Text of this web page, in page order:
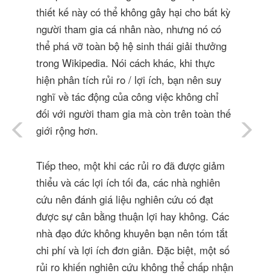
thiết kế này có thể không gây hại cho bất kỳ
người tham gia cá nhân nào, nhưng nó có
thể phá vỡ toàn bộ hệ sinh thái giải thưởng
trong Wikipedia. Nói cách khác, khi thực
hiện phân tích rủi ro / lợi ích, bạn nên suy
nghĩ về tác động của công việc không chỉ
đối với người tham gia mà còn trên toàn thế
giới rộng hơn.
Tiếp theo, một khi các rủi ro đã được giảm
thiểu và các lợi ích tối đa, các nhà nghiên
cứu nên đánh giá liệu nghiên cứu có đạt
được sự cân bằng thuận lợi hay không. Các
nhà đạo đức không khuyên bạn nên tóm tắt
chi phí và lợi ích đơn giản. Đặc biệt, một số
rủi ro khiến nghiên cứu không thể chấp nhận